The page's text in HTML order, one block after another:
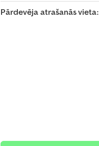
Pārdevēja atrašanās vieta: